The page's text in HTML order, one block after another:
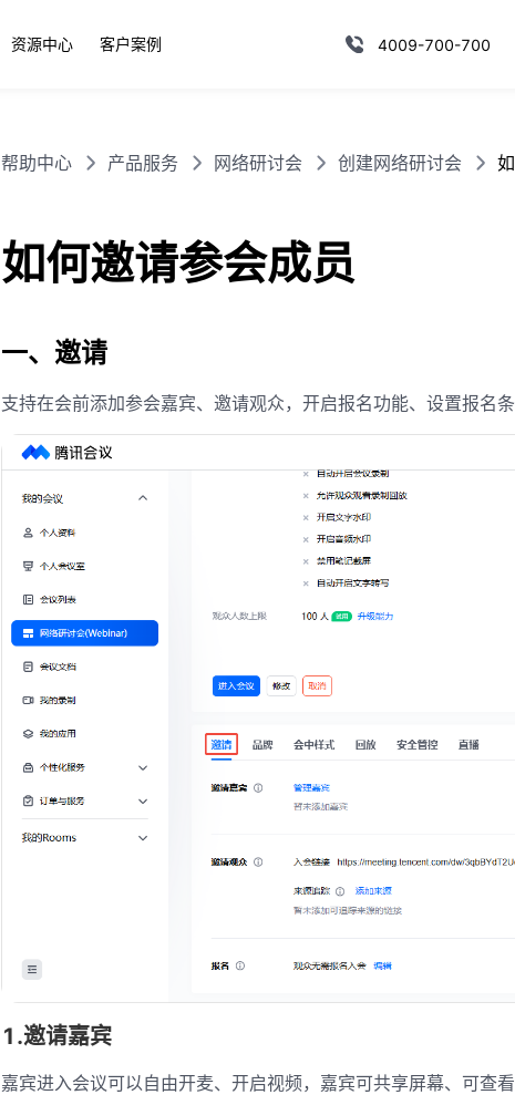
资源中心 客户案例 4009-700-700
帮助中心 产品服务 网络研讨会 创建网络研讨会
如何邀请参会成员
一、邀请
支持在会前添加参会嘉宾、邀请观众，开启报名功能、设置报名条
1.邀请嘉宾
嘉宾进入会议可以自由开麦、开启视频，嘉宾可共享屏幕、可查